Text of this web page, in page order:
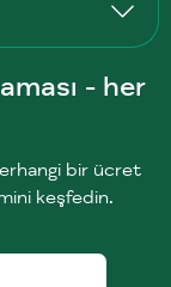
- her
bir ücret
keşfedin.